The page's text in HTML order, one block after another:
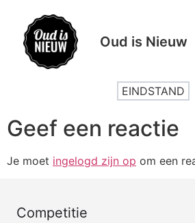
Oud is Nieuw
EINDSTAND
Geef een reactie
Je moet ingelogd zijn op om een
Competitie